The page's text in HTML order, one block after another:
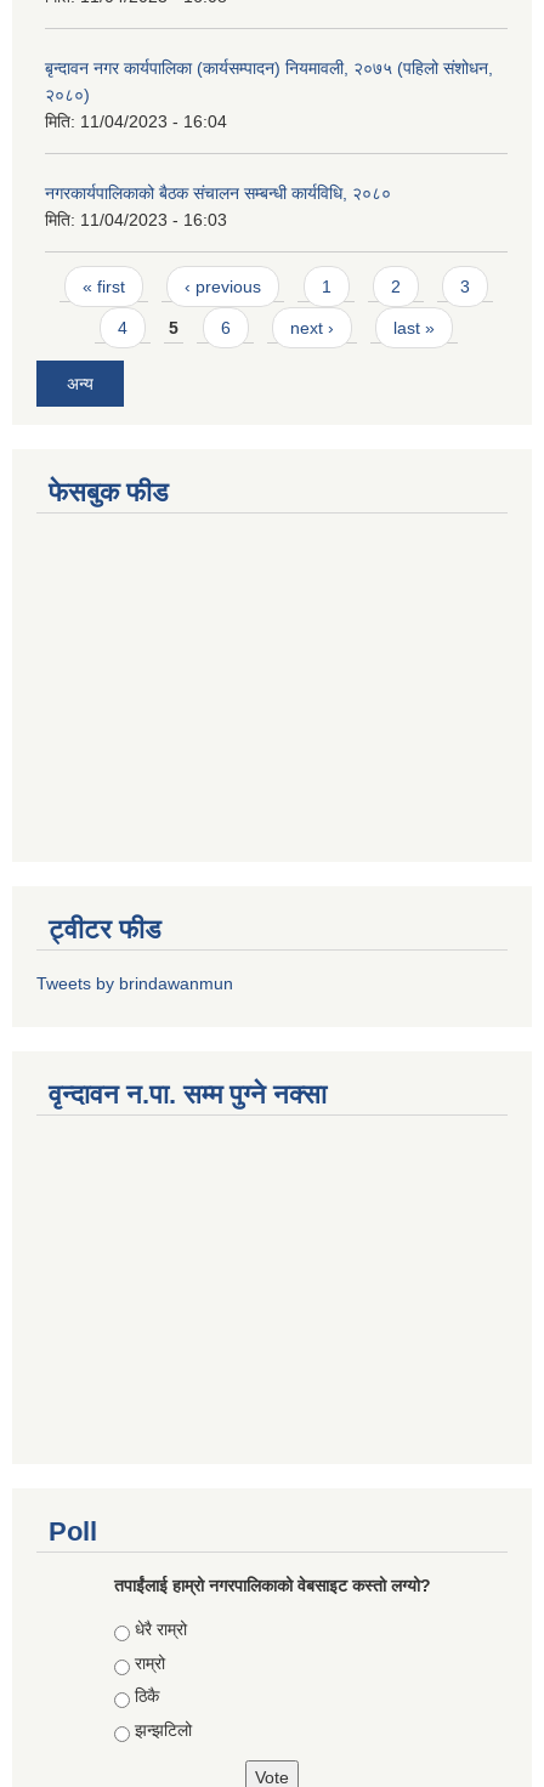
बृन्दावन नगर कार्यपालिका (कार्यसम्पादन) नियमावली, २०७५ (पहिलो संशोधन,
२०८०)
मिति: 11/04/2023 - 16:04
नगरकार्यपालिकाको बैठक संचालन सम्बन्धी कार्यविधि, २०८०
मिति: 11/04/2023 - 16:03
Pages
« first ‹ previous 1 2 3
4 5 6 next › last »
अन्य
फेसबुक फीड
ट्वीटर फीड
Tweets by brindawanmun
वृन्दावन न.पा. सम्म पुग्ने नक्सा
Poll
तपाईंलाई हाम्रो नगरपालिकाको वेबसाइट कस्तो लग्यो?
Choices
धेरै राम्रो
राम्रो
ठिकै
झन्झटिलो